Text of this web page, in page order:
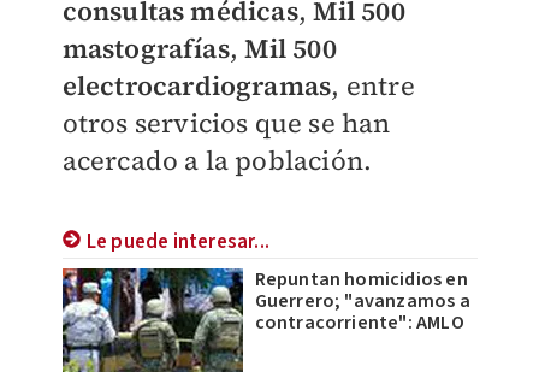
consultas médicas,Mil 500
mastografías,Mil 500
electrocardiogramas, entre
otros servicios que se han
acercado a la población.
Le puede interesar...
Repuntan homicidios en
Guerrero; "avanzamos a
contracorriente": AMLO